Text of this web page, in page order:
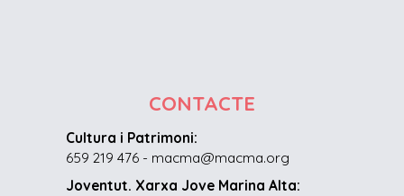
CONTACTE
Cultura i Patrimoni:
659 219 476 - macma@macma.org
Joventut. Xarxa Jove Marina Alta: